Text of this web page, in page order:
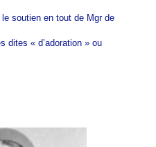
le soutien en tout de Mgr de
dites « d’adoration » ou